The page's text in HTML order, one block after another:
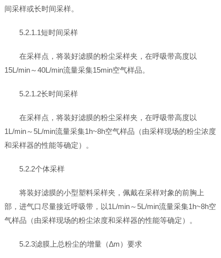
间采样或长时间采样。
5.2.1.1短时间采样
在采样点，将装好滤膜的粉尘采样夹，在呼吸带高度以
15L/min～40L/min流量采集15min空气样品。
5.2.1.2长时间采样
在采样点，将装好滤膜的粉尘采样夹，在呼吸带高度以
1L/min～5L/min流量采集1h~8h空气样品（由采样现场的粉尘浓度
和采样器的性能等确定）。
5.2.2个体采样
将装好滤膜的小型塑料采样夹，佩戴在采样对象的前胸上
部，进气口尽量接近呼吸带，以1L/min～5L/min流量采集1h~8h空
气样品（由采样现场的粉尘浓度和采样器的性能等确定）。
5.2.3滤膜上总粉尘的增量（∆m）要求